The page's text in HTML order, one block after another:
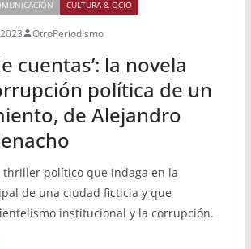
CULTURA & OCIO
OtroPeriodismo
cuentas’: la novela
política de un
de Alejandro
thriller político que indaga en la
de una ciudad ficticia y que
institucional y la corrupción.